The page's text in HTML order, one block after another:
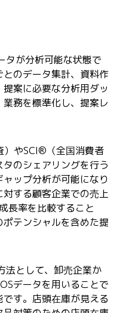
タが分析可能な状態で
のデータ集計、資料作
案に必要な分析用ダッ
務を標準化し、提案レ
）やSCI® （全国消費者
のシェアリングを行う
ップ分析が可能になり
する顧客企業での売上
長率を比較すること
テンシャルを含めた提
法として、卸売企業か
データを用いることで
す。店頭在庫が見える